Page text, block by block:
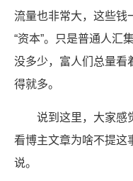
流量也非常大，这些钱
“资本”。只是普通人汇
没多少，富人们总量看
得就多。
说到这里，大家感
看博主文章为啥不提这
说。